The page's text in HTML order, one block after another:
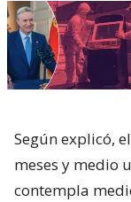
Según explicó,
meses y medio
contempla